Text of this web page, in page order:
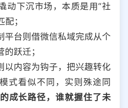
动下沉市场，本质是用“社
；
平台则借微信私域完成从个
跃迁；
以内容为钩子，把兴趣转化
式看似不同，实则殊途同
成长路径，谁就握住了未